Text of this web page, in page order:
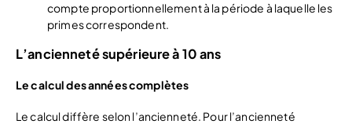
compte proportionnellement à la période à laquelle les
primes correspondent.
L’ancienneté supérieure à 10 ans
Le calcul des années complètes
Le calcul diffère selon l’ancienneté. Pour l’ancienneté